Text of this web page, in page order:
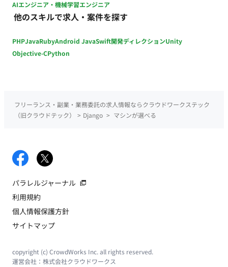
AIエンジニア・機械学習エンジニア
他のスキルで求人・案件を探す
PHPJavaRubyAndroid JavaSwift開発ディレクションUnity
Objective-CPython
フリーランス・副業・業務委託の求人情報ならクラウドワークステック
（旧クラウドテック）
> Django > マシンが選べる
パラレルジャーナル
利用規約
個人情報保護方針
サイトマップ
copyright (c) CrowdWorks Inc. all rights reserved.
運営会社： 株式会社クラウドワークス